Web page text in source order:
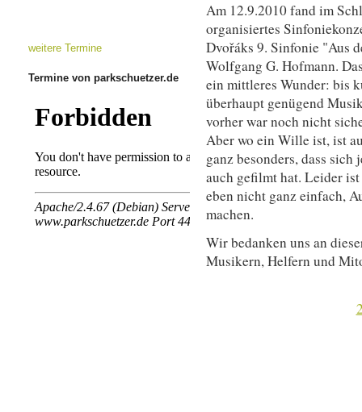
Am 12.9.2010 fand im
organisiertes
Dvořáks 9. Sinfonie "Aus
Wolfgang G. Hofmann.
ein mittleres Wunder: bis
überhaupt genügend
vorher war noch nicht
Aber wo ein Wille ist, ist
ganz besonders, dass sich
auch gefilmt hat. Leider
eben nicht ganz einfach,
machen.
Wir bedanken uns an
Musikern, Helfern und
weitere Termine
Termine von parkschuetzer.de